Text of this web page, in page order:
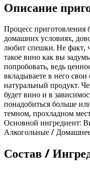
Описание
Процесс приготовления
домашних условиях,
любит спешки. Не факт,
такое вино как вы
попробовать, ведь
вкладываете в него
натуральный продукт.
будет вино и в
понадобиться больше
темном, прохладном
Основной ингредиент:
Алкогольные /
Состав /